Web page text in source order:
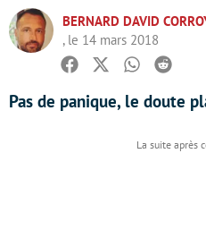
BERNARD DAVID
, le 14 mars 2018
Facebook
TwitterWhatsapp
Reddit
Pas de panique, le doute